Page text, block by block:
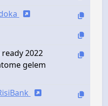
2022
gelem